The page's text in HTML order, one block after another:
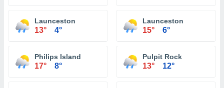
Launceston
13° 4°
Launceston
15° 6°
Philips Island
17° 8°
Pulpit Rock
13° 12°